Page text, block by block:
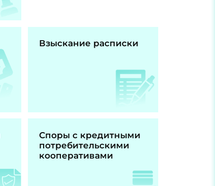
Взыскание расписки
Споры с кредитными
потребительскими
кооперативами